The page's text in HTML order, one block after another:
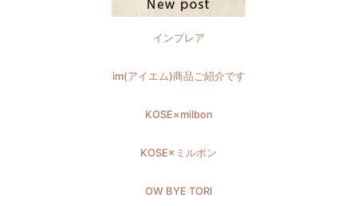
インプレア
im(アイエム)商品ご紹介です
KOSE×milbon
KOSE×ミルボン
OW BYE TORI